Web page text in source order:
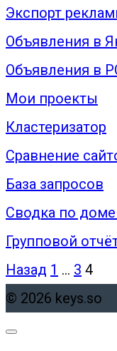
Экспорт
Объявления в
Объявления в
Мои проекты
Кластеризатор
Сравнение
База запросов
Сводка по
Групповой
Пагинация
записей
Назад 1 … 3 4
© 2026 keys.so